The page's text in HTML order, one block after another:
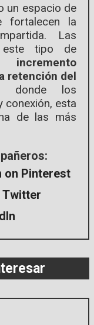
un espacio de
fortalecen la
Las
este tipo de
incremento
retención del
donde los
conexión, esta
de las más